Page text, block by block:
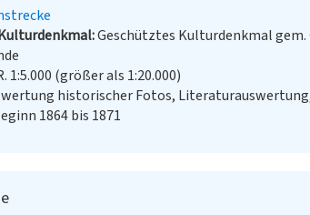
Geschütztes Kulturdenkmal gem.
1:5.000 (größer als 1:20.000)
historischer Fotos,
1864 bis 1871